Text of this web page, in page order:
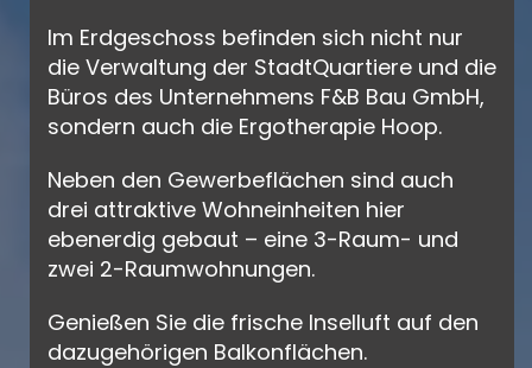
Im Erdgeschoss befinden sich nicht nur
die Verwaltung der StadtQuartiere und die
Büros des Unternehmens F&B Bau GmbH,
sondern auch die Ergotherapie Hoop.
Neben den Gewerbeflächen sind auch
drei attraktive Wohneinheiten hier
ebenerdig gebaut – eine 3-Raum- und
zwei 2-Raumwohnungen.
Genießen Sie die frische Inselluft auf den
dazugehörigen Balkonflächen.